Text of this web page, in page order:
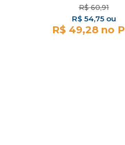
R$ 60,91
R$ 54,75
R$ 49,28